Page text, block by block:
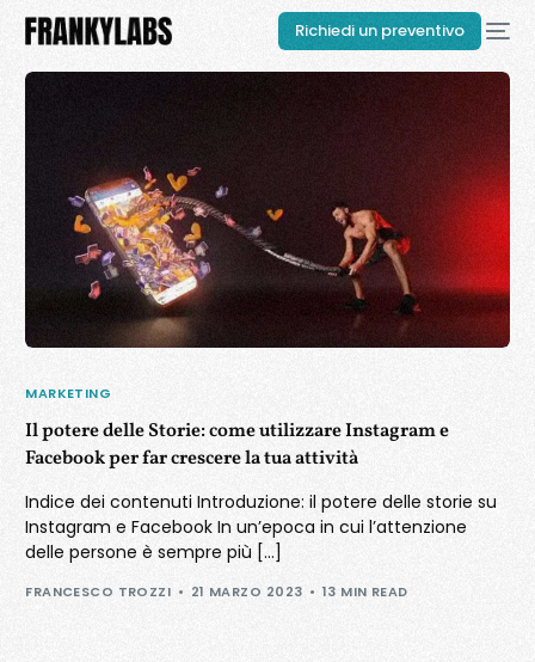
Richiedi un preventivo
MARKETING
Il potere delle Storie: come utilizzare Instagram e
Facebook per far crescere la tua attività
Indice dei contenuti Introduzione: il potere delle storie su
Instagram e Facebook In un’epoca in cui l’attenzione
delle persone è sempre più […]
FRANCESCO TROZZI 21 MARZO 2023 13 MIN READ